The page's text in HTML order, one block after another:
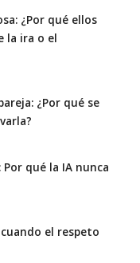
¿Por qué ellos
la ira o el
¿Por qué se
qué la IA nunca
el respeto